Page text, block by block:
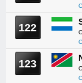
122
123